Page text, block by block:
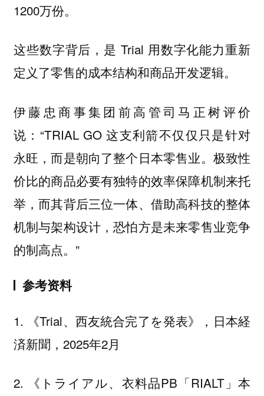
1200万份。
这些数字背后，是 Trial 用数字化能力重新
定义了零售的成本结构和商品开发逻辑。
伊藤忠商事集团前高管司马正树评价
说：“TRIAL GO 这支利箭不仅仅只是针对
永旺，而是朝向了整个日本零售业。极致性
价比的商品必要有独特的效率保障机制来托
举，而其背后三位一体、借助高科技的整体
机制与架构设计，恐怕方是未来零售业竞争
的制高点。”
参考资料
1. 《Trial、西友統合完了を発表》，日本経
済新聞，2025年2月
2. 《トライアル、衣料品PB「RIALT」本